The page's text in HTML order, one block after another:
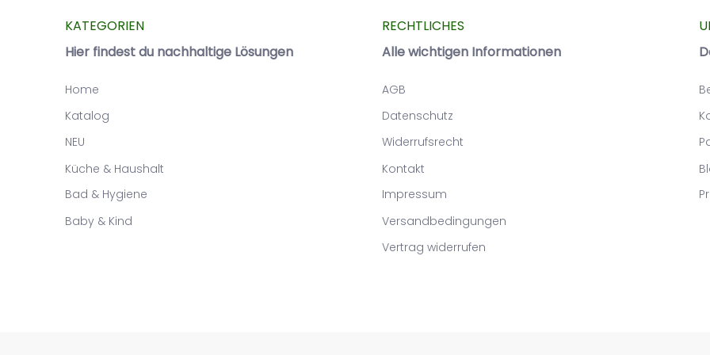
KATEGORIEN
Hier findest du nachhaltige Lösungen
Home
Katalog
NEU
Küche & Haushalt
Bad & Hygiene
Baby & Kind
RECHTLICHES
Alle wichtigen Informationen
AGB
Datenschutz
Widerrufsrecht
Kontakt
Impressum
Versandbedingungen
Vertrag widerrufen